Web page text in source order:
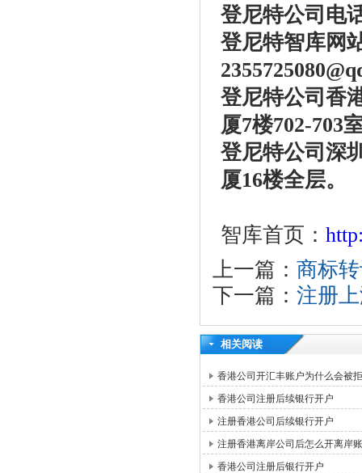
登尼特公司电
登尼特智库网
登尼特公司 香
厦7楼702-703
登尼特公司 深
厦16楼全层。
智库首页：
上一篇： 商标
下一篇： 注册
相关阅读
香港公司开汇丰账户为什么会被
香港公司注册后续银行开户
注册香港公司后续银行开户
注册香港离岸公司后怎么开离岸
香港公司注册后银行开户